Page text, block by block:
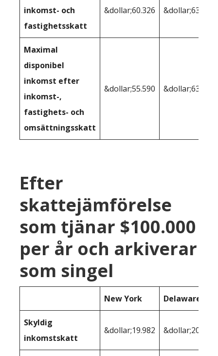
inkomst- och
fastighetsskatt
&dollar;60.326 &dollar;63.826
Maximal
disponibel
inkomst efter
inkomst-,
fastighets- och
omsättningsskatt
&dollar;55.590 &dollar;63.826
Efter
skattejämförelse
som tjänar $100.000
per år och arkiverar
som singel
New York Delaware
Skyldig
inkomstskatt
&dollar;19.982 &dollar;20.130